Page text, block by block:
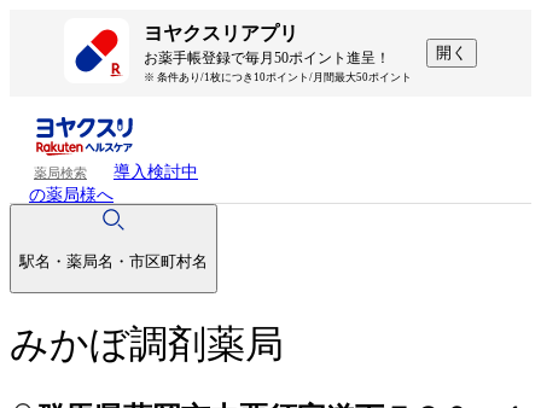
ヨヤクスリアプリ
お薬手帳登録で毎月50ポイント進呈！
※ 条件あり/1枚につき10ポイント/月間最大50ポイント
開く
薬局検索
導入検討中
の薬局様へ
駅名・薬局名・市区町村名
みかぼ調剤薬局
処方せんを送って待ち時間を短く！
処方せんを送って待ち時間を短く！